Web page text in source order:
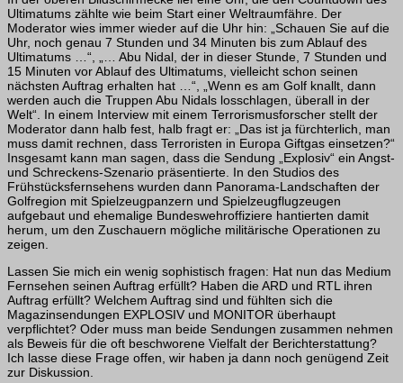
Ultimatums zählte wie beim Start einer Weltraum­fähre. Der
Moderator wies immer wieder auf die Uhr hin: „Schauen Sie auf die
Uhr, noch genau 7 Stunden und 34 Minuten bis zum Ablauf des
Ultimatums …“, „… Abu Nidal, der in dieser Stunde, 7 Stunden und
15 Minuten vor Ablauf des Ultimatums, vielleicht schon seinen
nächsten Auftrag erhalten hat …“, „Wenn es am Golf knallt, dann
werden auch die Truppen Abu Nidals losschlagen, überall in der
Welt“. In einem Interview mit einem Terrorismusforscher stellt der
Moderator dann halb fest, halb fragt er: „Das ist ja fürchterlich, man
muss damit rechnen, dass Terroristen in Europa Giftgas einsetzen?“
Insgesamt kann man sagen, dass die Sendung „Explosiv“ ein Angst-
und Schreckens-Szenario präsentierte. In den Studios des
Frühstücksfernsehens wurden dann Panorama-Landschaften der
Golfregion mit Spielzeugpanzern und Spielzeugflugzeugen
aufgebaut und ehemalige Bundeswehr­offiziere hantierten damit
herum, um den Zuschauern mögliche militärische Operationen zu
zeigen.
Lassen Sie mich ein wenig sophistisch fragen: Hat nun das Medium
Fernsehen sei­nen Auftrag erfüllt? Haben die ARD und RTL ihren
Auftrag erfüllt? Welchem Auftrag sind und fühlten sich die
Magazinsendungen EXPLOSIV und MONITOR überhaupt
verpflichtet? Oder muss man beide Sendungen zusammen nehmen
als Beweis für die oft beschworene Vielfalt der Berichterstattung?
Ich lasse diese Frage offen, wir haben ja dann noch genügend Zeit
zur Diskussion.